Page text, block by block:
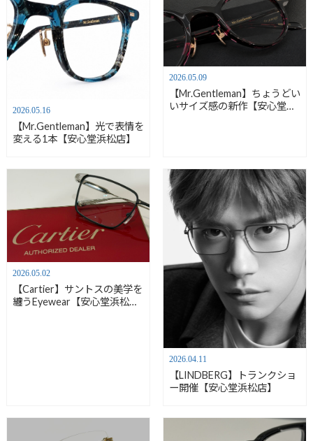
2026.05.16
【Mr.Gentleman】光で表情を
変える1本【安心堂浜松店】
2026.05.09
【Mr.Gentleman】ちょうどい
いサイズ感の新作【安心堂浜
2026.05.02
【Cartier】サントスの美学を
纏うEyewear【安心堂浜松
2026.04.11
【LINDBERG】トランクショ
ー開催【安心堂浜松店】